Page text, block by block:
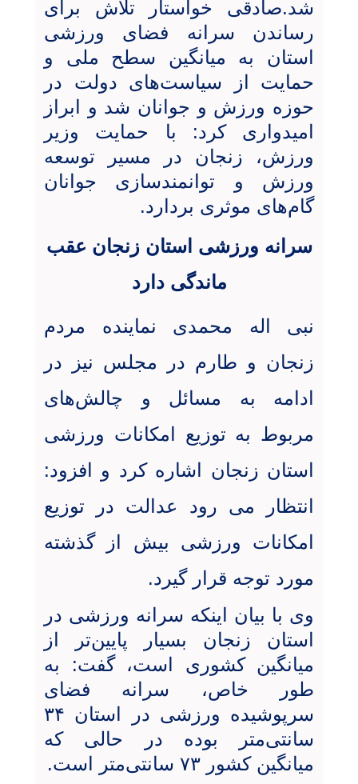
شد.صادقی خواستار تلاش برای
رساندن سرانه فضای ورزشی
استان به میانگین سطح ملی و
حمایت از سیاست‌های دولت در
حوزه ورزش و جوانان شد و ابراز
امیدواری کرد: با حمایت وزیر
ورزش، زنجان در مسیر توسعه
ورزش و توانمندسازی جوانان
گام‌های موثری بردارد.
سرانه ورزشی استان زنجان‌ عقب
ماندگی دارد
نبی اله محمدی نماینده مردم
زنجان و طارم در مجلس نیز در
ادامه
به مسائل و چالش‌های
مربوط به توزیع امکانات ورزشی
استان زنجان اشاره کرد و افزود:
انتظار می رود عدالت در توزیع
امکانات ورزشی بیش از گذشته
مورد توجه قرار گیرد.
وی با بیان اینکه سرانه ورزشی در
استان زنجان بسیار پایین‌تر از
میانگین کشوری است، گفت: به
طور خاص، سرانه فضای
سرپوشیده ورزشی در استان ۳۴
سانتی‌متر بوده در حالی که
میانگین کشور ۷۳ سانتی‌متر است.